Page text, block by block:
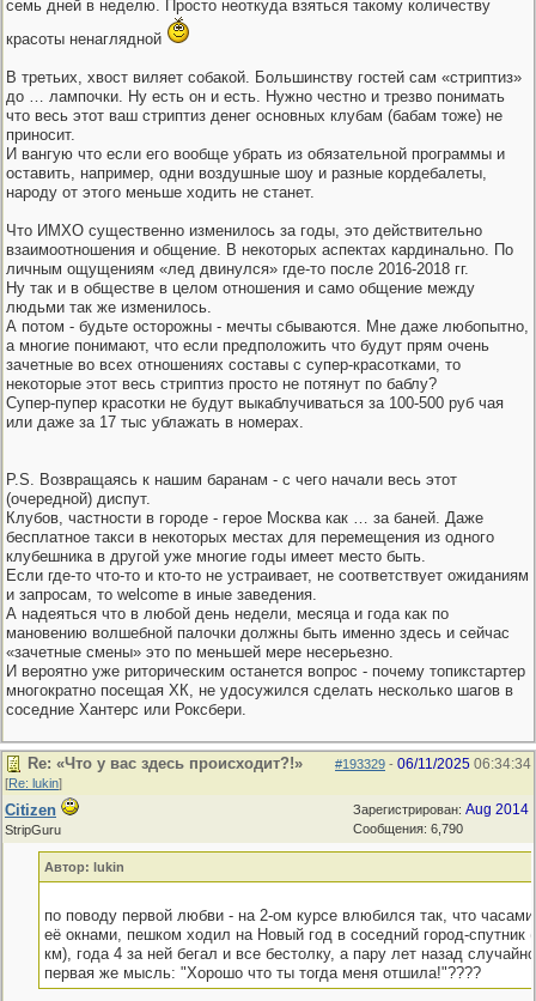
семь дней в неделю. Просто неоткуда взяться такому количеству
красоты ненаглядной
В третьих, хвост виляет собакой. Большинству гостей сам «стриптиз»
до … лампочки. Ну есть он и есть. Нужно честно и трезво понимать
что весь этот ваш стриптиз денег основных клубам (бабам тоже) не
приносит.
И вангую что если его вообще убрать из обязательной программы и
оставить, например, одни воздушные шоу и разные кордебалеты,
народу от этого меньше ходить не станет.
Что ИМХО существенно изменилось за годы, это действительно
взаимоотношения и общение. В некоторых аспектах кардинально. По
личным ощущениям «лед двинулся» где-то после 2016-2018 гг.
Ну так и в обществе в целом отношения и само общение между
людьми так же изменилось.
А потом - будьте осторожны - мечты сбываются. Мне даже любопытно,
а многие понимают, что если предположить что будут прям очень
зачетные во всех отношениях составы с супер-красотками, то
некоторые этот весь стриптиз просто не потянут по баблу?
Супер-пупер красотки не будут выкаблучиваться за 100-500 руб чая
или даже за 17 тыс ублажать в номерах.
P.S. Возвращаясь к нашим баранам - с чего начали весь этот
(очередной) диспут.
Клубов, частности в городе - герое Москва как … за баней. Даже
бесплатное такси в некоторых местах для перемещения из одного
клубешника в другой уже многие годы имеет место быть.
Если где-то что-то и кто-то не устраивает, не соответствует ожиданиям
и запросам, то welcome в иные заведения.
А надеяться что в любой день недели, месяца и года как по
мановению волшебной палочки должны быть именно здесь и сейчас
«зачетные смены» это по меньшей мере несерьезно.
И вероятно уже риторическим останется вопрос - почему топикстартер
многократно посещая ХК, не удосужился сделать несколько шагов в
соседние Хантерс или Роксбери.
#193329 - 06/11/2025 06:34:34
Re: «Что у вас здесь происходит?!»
[Re: lukin]
Зарегистрирован: Aug 2014
Сообщения: 6,790
Citizen
StripGuru
Автор: lukin
по поводу первой любви - на 2-ом курсе влюбился так, что
её окнами, пешком ходил на Новый год в соседний город-спутник
км), года 4 за ней бегал и все бестолку, а пару лет назад
первая же мысль: "Хорошо что ты тогда меня отшила!"????